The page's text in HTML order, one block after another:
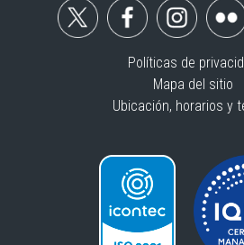
Políticas de
Mapa del sitio
Ubicación, horarios y